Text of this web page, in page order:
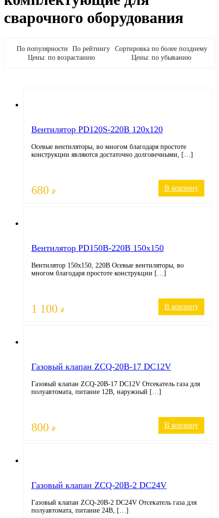
сварочного оборудования
По популярности По рейтингу
Сортировка по более позднему
Цены: по возрастанию
Цены: по убыванию
Вентилятор PD120S-220В 120х120
680 ₽
Осевые вентиляторы, во многом благодаря простоте
конструкции являются достаточно долговечными, […]
В корзину
Вентилятор PD150B-220В 150х150
1 100 ₽
Вентилятор 150х150, 220В Осевые вентиляторы, во
многом благодаря простоте конструкции […]
В корзину
Газовый клапан ZCQ-20B-17 DC12V
800 ₽
Газовый клапан ZCQ-20B-17 DC12V Отсекатель газа для
полуавтомата, питание 12В, наружный […]
В корзину
Газовый клапан ZCQ-20B-2 DC24V
Газовый клапан ZCQ-20B-2 DC24V Отсекатель газа для
полуавтомата, питание 24В, […]